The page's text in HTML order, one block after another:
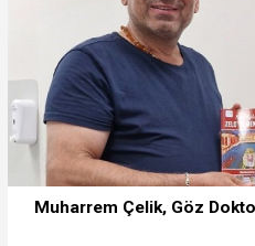
Muharrem Çelik, Göz